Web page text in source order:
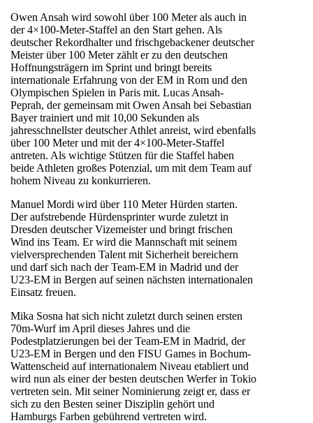
Owen Ansah wird sowohl über 100 Meter als auch in
der 4×100-Meter-Staffel an den Start gehen. Als
deutscher Rekordhalter und frischgebackener deutscher
Meister über 100 Meter zählt er zu den deutschen
Hoffnungsträgern im Sprint und bringt bereits
internationale Erfahrung von der EM in Rom und den
Olympischen Spielen in Paris mit. Lucas Ansah-
Peprah, der gemeinsam mit Owen Ansah bei Sebastian
Bayer trainiert und mit 10,00 Sekunden als
jahresschnellster deutscher Athlet anreist, wird ebenfalls
über 100 Meter und mit der 4×100-Meter-Staffel
antreten. Als wichtige Stützen für die Staffel haben
beide Athleten großes Potenzial, um mit dem Team auf
hohem Niveau zu konkurrieren.
Manuel Mordi wird über 110 Meter Hürden starten.
Der aufstrebende Hürdensprinter wurde zuletzt in
Dresden deutscher Vizemeister und bringt frischen
Wind ins Team. Er wird die Mannschaft mit seinem
vielversprechenden Talent mit Sicherheit bereichern
und darf sich nach der Team-EM in Madrid und der
U23-EM in Bergen auf seinen nächsten internationalen
Einsatz freuen.
Mika Sosna hat sich nicht zuletzt durch seinen ersten
70m-Wurf im April dieses Jahres und die
Podestplatzierungen bei der Team-EM in Madrid, der
U23-EM in Bergen und den FISU Games in Bochum-
Wattenscheid auf internationalem Niveau etabliert und
wird nun als einer der besten deutschen Werfer in Tokio
vertreten sein. Mit seiner Nominierung zeigt er, dass er
sich zu den Besten seiner Disziplin gehört und
Hamburgs Farben gebührend vertreten wird.